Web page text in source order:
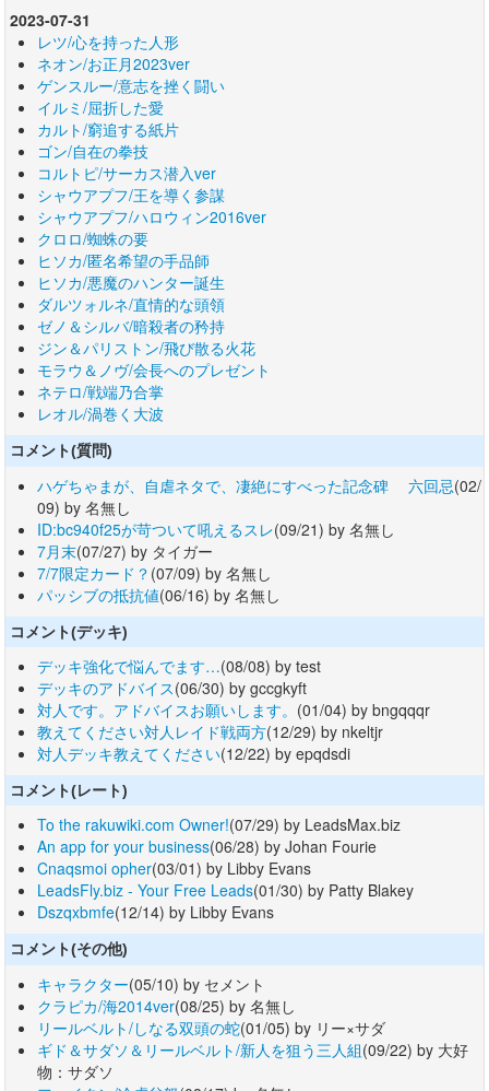
2023-07-31
レツ/心を持った人形
ネオン/お正月2023ver
ゲンスルー/意志を挫く闘い
イルミ/屈折した愛
カルト/窮追する紙片
ゴン/自在の拳技
コルトピ/サーカス潜入ver
シャウアプフ/王を導く参謀
シャウアプフ/ハロウィン2016ver
クロロ/蜘蛛の要
ヒソカ/匿名希望の手品師
ヒソカ/悪魔のハンター誕生
ダルツォルネ/直情的な頭領
ゼノ＆シルバ/暗殺者の矜持
ジン＆パリストン/飛び散る火花
モラウ＆ノヴ/会長へのプレゼント
ネテロ/戦端乃合掌
レオル/渦巻く大波
コメント(質問)
ハゲちゃまが、自虐ネタで、凄絶にすべった記念碑 六回忌(02/
09) by 名無し
ID:bc940f25が苛ついて吼えるスレ(09/21) by 名無し
7月末(07/27) by タイガー
7/7限定カード？ (07/09) by 名無し
パッシブの抵抗値(06/16) by 名無し
コメント(デッキ)
デッキ強化で悩んでます…(08/08) by test
デッキのアドバイス(06/30) by gccgkyft
対人です。アドバイスお願いします。 (01/04) by bngqqqr
教えてください対人レイド戦両方(12/29) by nkeltjr
対人デッキ教えてください(12/22) by epqdsdi
コメント(レート)
To the rakuwiki.com Owner!(07/29) by LeadsMax.biz
An app for your business(06/28) by Johan Fourie
Cnaqsmoi opher(03/01) by Libby Evans
LeadsFly.biz - Your Free Leads(01/30) by Patty Blakey
Dszqxbmfe(12/14) by Libby Evans
コメント(その他)
キャラクター(05/10) by セメント
クラピカ/海2014ver(08/25) by 名無し
リールベルト/しなる双頭の蛇(01/05) by リー×サダ
ギド＆サダソ＆リールベルト/新人を狙う三人組(09/22) by 大好
物：サダソ